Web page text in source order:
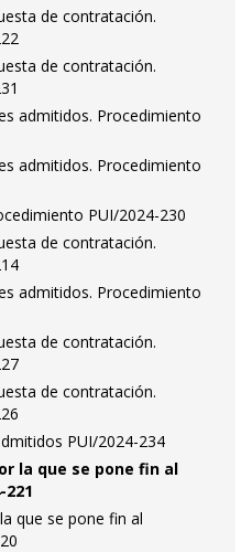
de contratación.
de contratación.
admitidos. Procedimiento
admitidos. Procedimiento
PUI/2024-230
de contratación.
admitidos. Procedimiento
de contratación.
de contratación.
PUI/2024-234
la que se pone fin al
que se pone fin al